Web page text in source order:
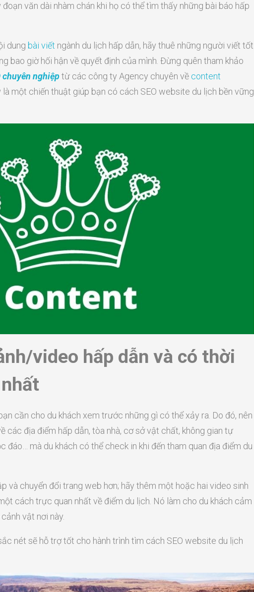
văn dài nhàm chán khi họ có thể tìm thấy những bài báo hấp
dung bài viết ngành du lịch hấp dẫn, hãy thuê những người viết tốt
bao giờ hối hận về quyết định của mình. Đừng quên tham khảo
chuyên nghiệptừ các công ty Agency chuyên về content
là một chiến thuật giúp bạn có cách SEO website du lịch bền vững
video hấp dẫn và có thời
cần cho du khách xem trước những gì có thể xảy ra. Do đó, nên
các địa điểm hấp dẫn, tòa nhà, cơ sở vật chất, không gian tự
đáo… mà du khách có thể check in khi đến tham quan địa điểm du
và chuyển đổi trang web hơn; hãy thêm một hoặc hai video sinh
cách trực quan nhất về điểm du lịch. Nó làm cho du khách cảm
vật nơi này.
nét sẽ hỗ trợ tốt cho hành trình tìm cách SEO website du lịch